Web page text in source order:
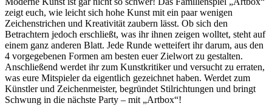
zeigt euch, wie leicht sich hohe Kunst mit ein paar wenigen
Zeichenstrichen und Kreativität zaubern lässt. Ob sich den
Betrachtern jedoch erschließt, was ihr ihnen zeigen wolltet, steht auf
einem ganz anderen Blatt. Jede Runde wetteifert ihr darum, aus den
4 vorgegebenen Formen am besten euer Zielwort zu gestalten.
Anschließend werdet ihr zum Kunstkritiker und versucht zu erraten,
was eure Mitspieler da eigentlich gezeichnet haben. Werdet zum
Künstler und Zeichenmeister, begründet Stilrichtungen und bringt
Schwung in die nächste Party – mit „Artbox“!